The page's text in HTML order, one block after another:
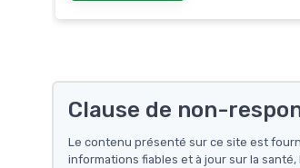
Clause de non-
Le contenu présenté sur ce site est
informations fiables et à jour sur la